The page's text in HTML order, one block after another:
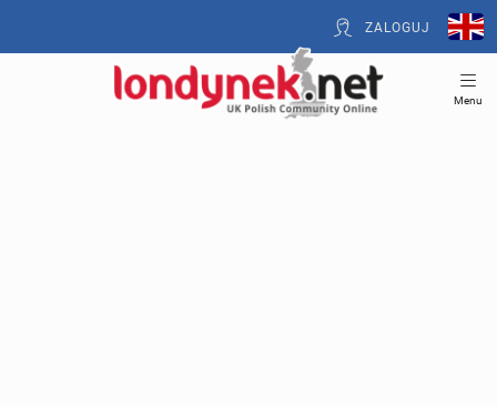
ZALOGUJ
Menu